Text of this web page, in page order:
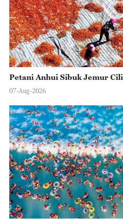
Petani Anhui Sibuk Jemur Cili
07-Aug-2026